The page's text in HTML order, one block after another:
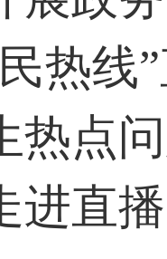
热线
热点
进直